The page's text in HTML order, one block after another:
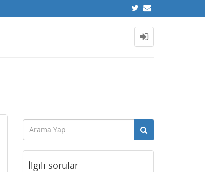
İlgili sorular